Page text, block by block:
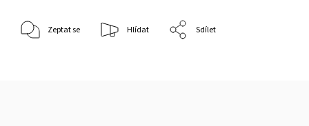
Zeptat se Hlídat Sdílet